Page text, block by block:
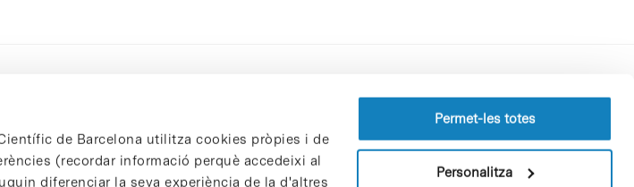
de Barcelona utilitza cookies pròpies i de
(recordar informació perquè accedeixi al
diferenciar la seva experiència de la d'altres
Permet-les totes
Personalitza
Perfil del contractant
Política de privacitat
Avís Legal
Política de cookies